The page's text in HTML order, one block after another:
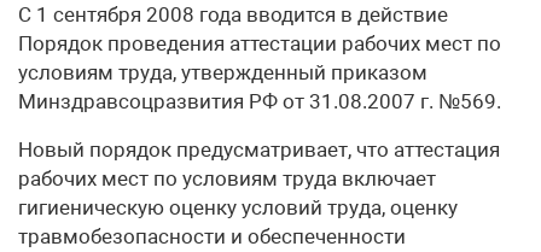
С 1 сентября 2008 года вводится в действие
Порядок проведения аттестации рабочих мест по
условиям труда, утвержденный приказом
Минздравсоцразвития РФ от 31.08.2007 г. №569.
Новый порядок предусматривает, что аттестация
рабочих мест по условиям труда включает
гигиеническую оценку условий труда, оценку
травмобезопасности и обеспеченности